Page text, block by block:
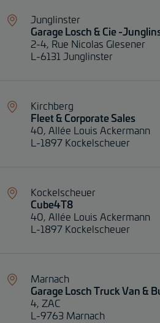
Junglinster
Garage Losch & Cie -
2-4, Rue Nicolas Glesener
L-6131 Junglinster
Kirchberg
Fleet & Corporate Sales
40, Allée Louis Ackermann
L-1897 Kockelscheuer
Kockelscheuer
Cube4T8
40, Allée Louis Ackermann
L-1897 Kockelscheuer
Marnach
Garage Losch Truck Van &
4, ZAC
L-9763 Marnach